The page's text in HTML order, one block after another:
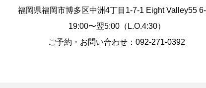
福岡県福岡市博多区中洲4丁目1-7-1 Eight Valley55
19:00〜翌5:00（L.O.4:30）
ご予約・お問い合わせ：092-271-0392